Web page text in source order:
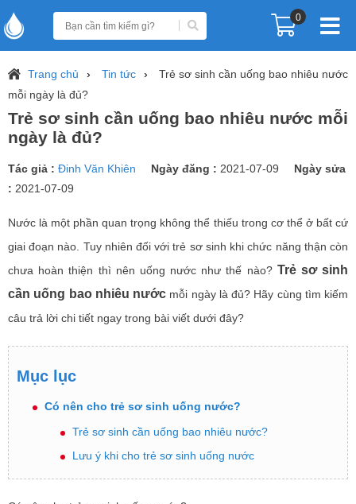
0
Trang chủ Tin tức
Trẻ sơ sinh cần uống bao nhiêu nước
mỗi ngày là đủ?
Trẻ sơ sinh cần uống bao nhiêu nước mỗi
ngày là đủ?
Tác giả : Đinh Văn Khiên Ngày đăng : 2021-07-09
Ngày sửa
: 2021-07-09
Nước là một phần quan trọng không thể thiếu trong cơ thể ở bất cứ
giai đoạn nào. Tuy nhiên đối với trẻ sơ sinh khi chức năng thận còn
chưa hoàn thiện thì nên uống nước như thế nào? Trẻ sơ sinh
cần uống bao nhiêu nước mỗi ngày là đủ? Hãy cùng tìm kiếm
câu trả lời chi tiết ngay trong bài viết dưới đây?
Mục lục
Có nên cho trẻ sơ sinh uống nước?
Trẻ sơ sinh cần uống bao nhiêu nước?
Lưu ý khi cho trẻ sơ sinh uống nước